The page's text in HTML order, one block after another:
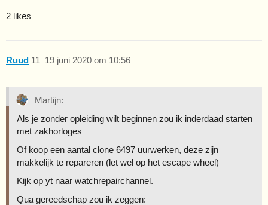
2 likes
Ruud 19 juni 2020 om 10:56
11
Martijn:
Als je zonder opleiding wilt beginnen zou ik inderdaad starten
met zakhorloges
Of koop een aantal clone 6497 uurwerken, deze zijn
makkelijk te repareren (let wel op het escape wheel)
Kijk op yt naar watchrepairchannel.
Qua gereedschap zou ik zeggen: